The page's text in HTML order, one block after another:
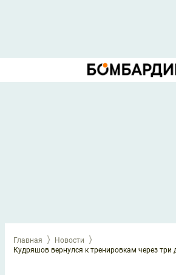
Главная
Новости
Кудряшов вернулся к тренировкам через три